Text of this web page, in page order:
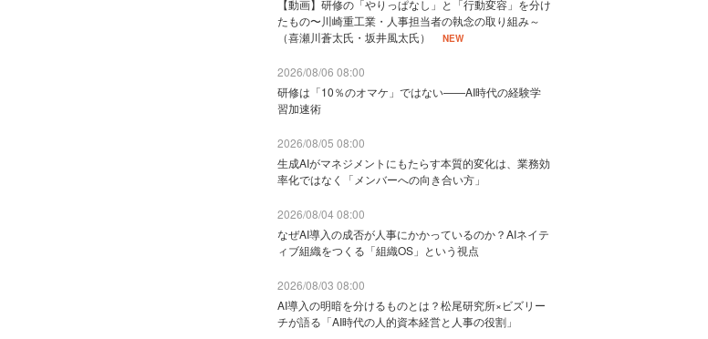
【動画】研修の「やりっぱなし」と「行動変容」を分け
たもの〜川崎重工業・人事担当者の執念の取り組み～
（喜瀬川蒼太氏・坂井風太氏）
NEW
2026/08/06 08:00
研修は「10％のオマケ」ではない——AI時代の経験学
習加速術
2026/08/05 08:00
生成AIがマネジメントにもたらす本質的変化は、業務効
率化ではなく「メンバーへの向き合い方」
2026/08/04 08:00
なぜAI導入の成否が人事にかかっているのか？AIネイテ
ィブ組織をつくる「組織OS」という視点
2026/08/03 08:00
AI導入の明暗を分けるものとは？松尾研究所×ビズリー
チが語る「AI時代の人的資本経営と人事の役割」